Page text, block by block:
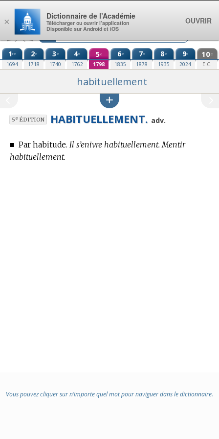
Aller au contenu
1re
1694
2e
1718
3e
1740
4e
1762
5e
1798
6e
1835
7e
1878
8e
1935
9e
2024
10e
E.C.
habituellement
5eÉDITION HABITUELLEMENT. adv.
■ Par habitude. Il s’enivre habituellement. Mentir
habituellement.
Vous pouvez cliquer sur n’importe quel mot pour naviguer dans le dictionnaire.
×
Dictionnaire de l’Académie
Télécharger ou ouvrir l’application
Disponible sur Android et iOS
OUVRIR